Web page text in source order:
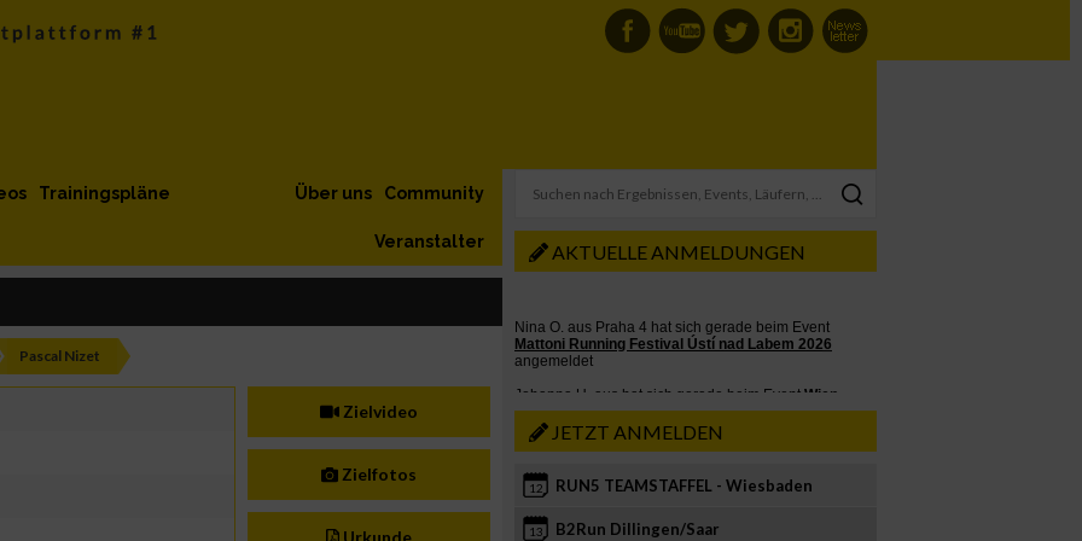
Trainingspläne Community
Über uns
Veranstalter
Pascal Nizet
Zielvideo
Zielfotos
Urkunde
AKTUELLE ANMELDUNGEN
JETZT ANMELDEN
12 RUN5 TEAMSTAFFEL - Wiesbaden
13 B2Run Dillingen/Saar